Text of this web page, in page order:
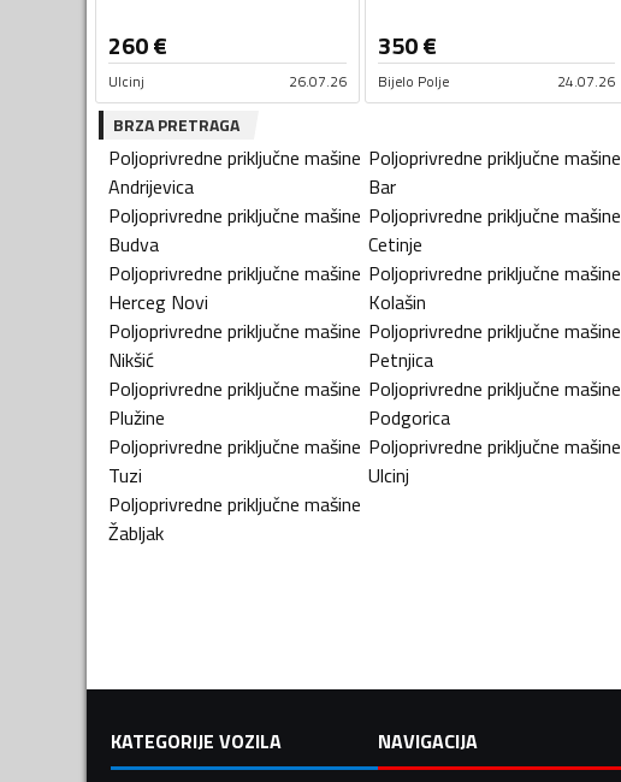
260€
Ulcinj 26.07.26
350€
Bijelo Polje 24.07.26
BRZA PRETRAGA
Poljoprivredne priključne mašine
Andrijevica
Poljoprivredne priključne mašine
Bar
Poljoprivredne priključne mašine
Budva
Poljoprivredne priključne mašine
Cetinje
Poljoprivredne priključne mašine
Herceg Novi
Poljoprivredne priključne mašine
Kolašin
Poljoprivredne priključne mašine
Nikšić
Poljoprivredne priključne mašine
Petnjica
Poljoprivredne priključne mašine
Plužine
Poljoprivredne priključne mašine
Podgorica
Poljoprivredne priključne mašine
Tuzi
Poljoprivredne priključne mašine
Ulcinj
Poljoprivredne priključne mašine
Žabljak
KATEGORIJE VOZILA
NAVIGACIJA